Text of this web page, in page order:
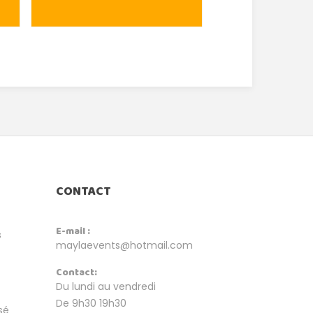
CONTACT
E-mail :
maylaevents@hotmail.com
Contact:
Du lundi au vendredi
De 9h30 19h30